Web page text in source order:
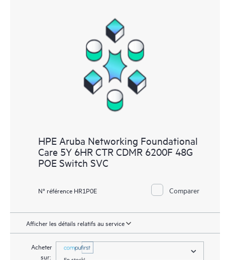
HPE Aruba Networking Foundational
Care 5Y 6HR CTR CDMR 6200F 48G
POE Switch SVC
N° référence HR1P0E Comparer
Afficher les détails relatifs au service
Acheter
sur: